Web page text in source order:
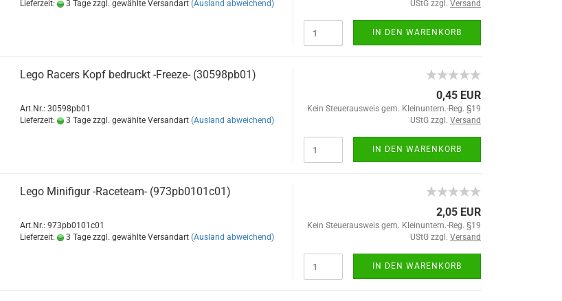
Lieferzeit:
3 Tage zzgl. gewählte Versandart (Ausland abweichend)
UStG zzgl. Versand
IN DEN WARENKORB
Lego Racers Kopf bedruckt -Freeze- (30598pb01)
Art.Nr.: 30598pb01
Lieferzeit:
3 Tage zzgl. gewählte Versandart (Ausland abweichend)
0,45 EUR
Kein Steuerausweis gem. Kleinuntern.-Reg. §19
UStG zzgl. Versand
IN DEN WARENKORB
Lego Minifigur -Raceteam- (973pb0101c01)
Art.Nr.: 973pb0101c01
Lieferzeit:
3 Tage zzgl. gewählte Versandart (Ausland abweichend)
2,05 EUR
Kein Steuerausweis gem. Kleinuntern.-Reg. §19
UStG zzgl. Versand
IN DEN WARENKORB